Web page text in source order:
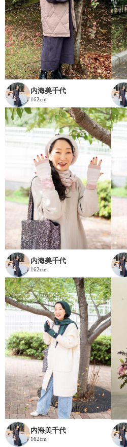
内海美千代
162cm
内海美千代
162cm
内海美千代
162cm